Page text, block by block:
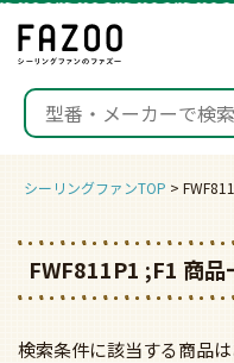
シーリングファンTOP
FWF811P1 ;F1 商品
検索条件に該当する商品は